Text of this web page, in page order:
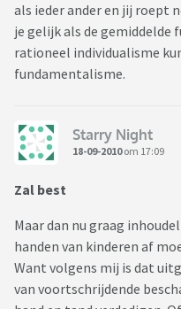
als ieder ander en jij roept
je gelijk als de
rationeel individualisme
fundamentalisme.
Starry Night
18-09-2010om 17:09
Zal best
Maar dan nu graag
handen van kinderen af
Want volgens mij is dat
van voortschrijdende